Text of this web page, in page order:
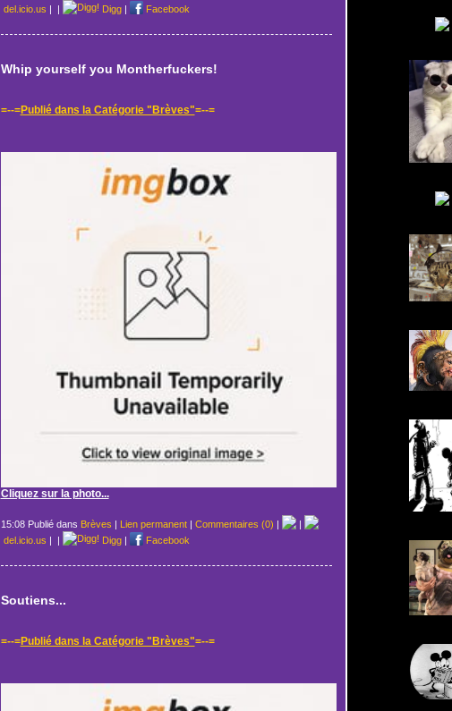
del.icio.us | | Digg| Facebook
Whip yourself you Montherfuckers!
=--=Publié dans la Catégorie "Brèves"=--=
Cliquez sur la photo...
15:08 Publié dans Brèves | Lien permanent| Commentaires (0) |
|
del.icio.us | | Digg| Facebook
Soutiens...
=--=Publié dans la Catégorie "Brèves"=--=